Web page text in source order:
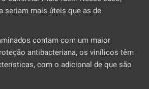
seriam mais úteis que as de
contam com um maior
antibacteriana, os vinílicos têm
com o adicional de que são